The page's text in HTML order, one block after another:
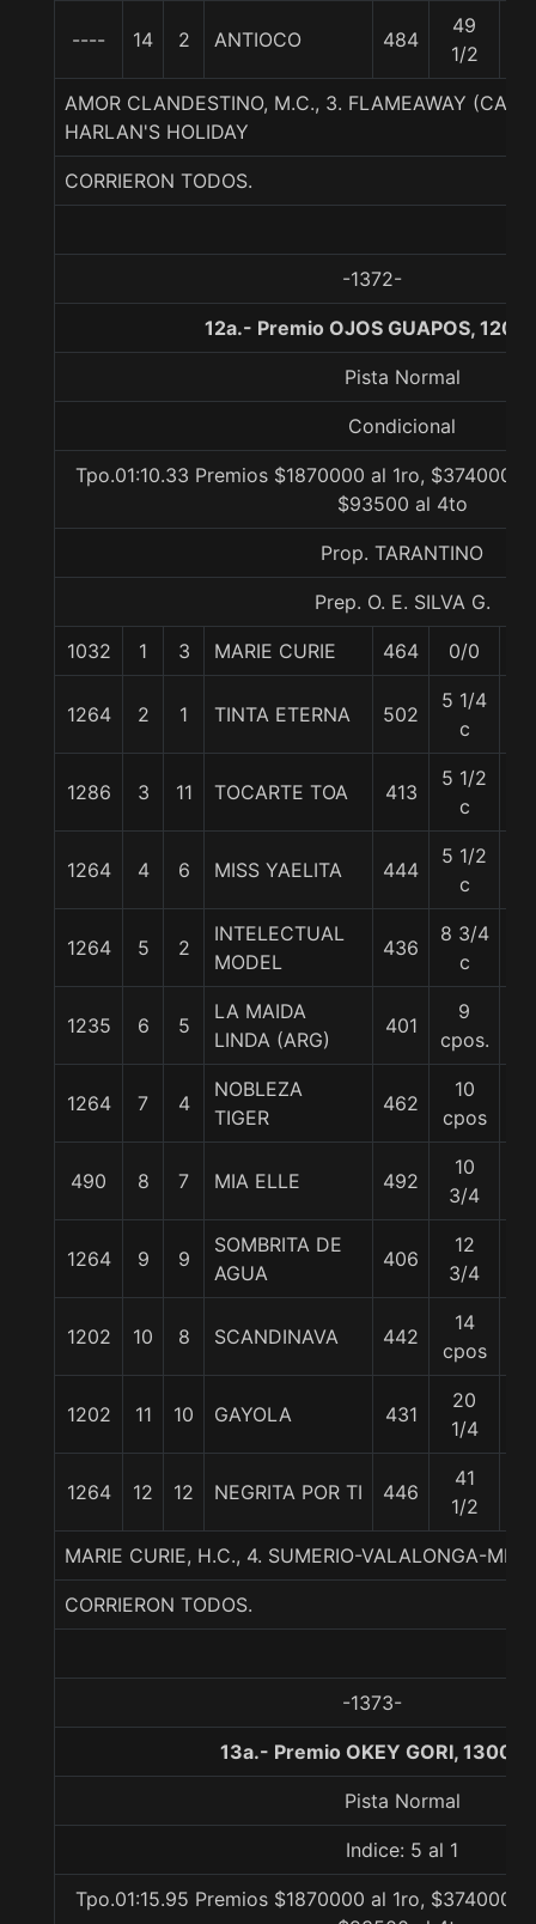
---- 14 2 ANTIOCO 484
49
1/2
AMOR CLANDESTINO, M.C., 3. FLAMEAWAY
HARLAN'S HOLIDAY
CORRIERON TODOS.
-1372-
12a.- Premio OJOS GUAPOS,
Pista Normal
Condicional
Tpo.01:10.33 Premios $1870000 al 1ro, $374000
$93500 al 4to
Prop. TARANTINO
Prep. O. E. SILVA G.
1032 1 3 MARIE CURIE 464 0/0
1264 2 1 TINTA ETERNA 502
5 1/4
c
1286 3 11 TOCARTE TOA 413
5 1/2
c
1264 4 6 MISS YAELITA 444
5 1/2
c
1264 5 2
INTELECTUAL
MODEL
436
8 3/4
c
1235 6 5
LA MAIDA
LINDA (ARG)
401
9
cpos.
1264 7 4
NOBLEZA
TIGER
462
10
cpos
490 8 7 MIA ELLE 492
10
3/4
1264 9 9
SOMBRITA DE
AGUA
406
12
3/4
1202 10 8 SCANDINAVA 442
14
cpos
1202 11 10 GAYOLA 431
20
1/4
1264 12 12 NEGRITA POR TI 446
41
1/2
MARIE CURIE, H.C., 4. SUMERIO-VALALONGA-
CORRIERON TODOS.
-1373-
13a.- Premio OKEY GORI, 1300
Pista Normal
Indice: 5 al 1
Tpo.01:15.95 Premios $1870000 al 1ro, $374000